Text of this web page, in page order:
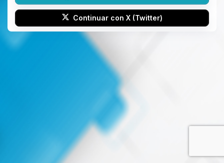
Continuar con X (Twitter)